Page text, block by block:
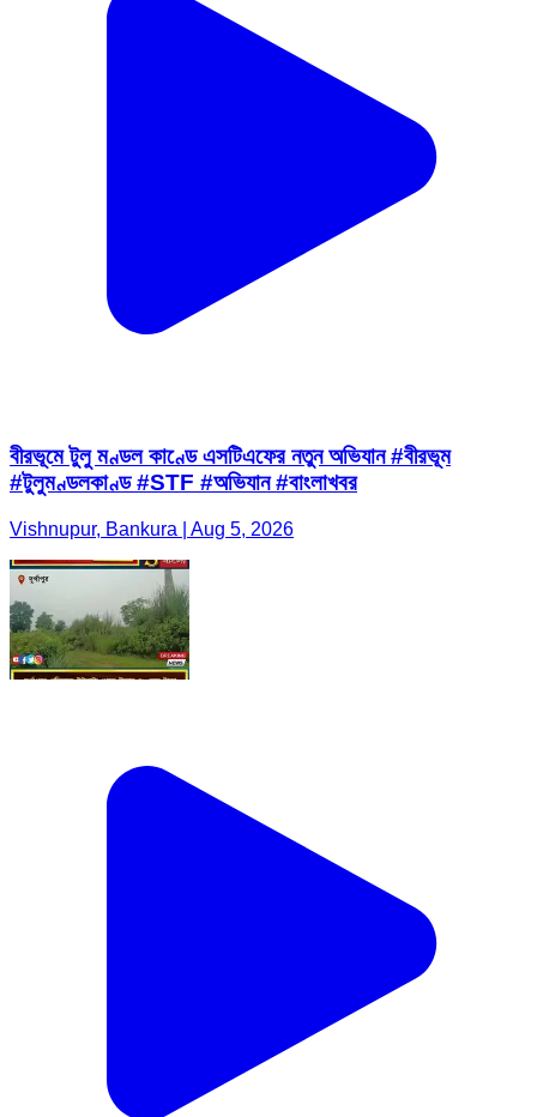
বীরভূমে টুলু মণ্ডল কাণ্ডে এসটিএফের নতুন অভিযান #বীরভূম
#টুলুমণ্ডলকাণ্ড #STF #অভিযান #বাংলাখবর
Vishnupur, Bankura | Aug 5, 2026